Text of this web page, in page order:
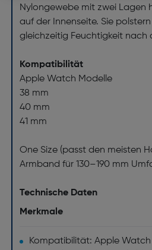
Nylongewebe mit zwei Lagen
auf der Innenseite. Sie
gleichzeitig Feuchtigkeit nach
Kompatibilität
Apple Watch Modelle
38 mm
40 mm
41 mm
One Size (passt den meisten
Armband für 130–190 mm
Technische Daten
Merkmale
Kompatibilität: Apple